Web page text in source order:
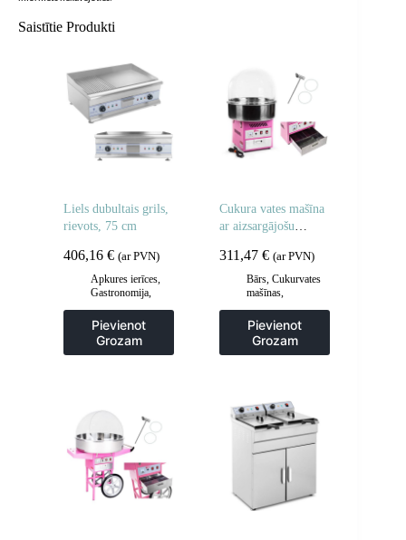
Saistītie Produkti
Liels dubultais grils,
rievots, 75 cm
406,16 € (ar PVN)
Apkures ierīces,
Gastronomija,
sildīšanas
plāksnes,Grila
šķīvji,Virtuve
Pievienot
Grozam
Cukura vates mašīna
ar aizsargājošu
311,47€ (ar PVN)
Bārs,Cukurvates
mašīnas,
Pievienot
Grozam